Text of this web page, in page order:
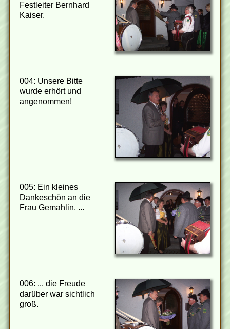
Festleiter Bernhard
Kaiser.
004: Unsere Bitte
wurde erhört und
angenommen!
005: Ein kleines
Dankeschön an die
Frau Gemahlin, ...
006: ... die Freude
darüber war sichtlich
groß.